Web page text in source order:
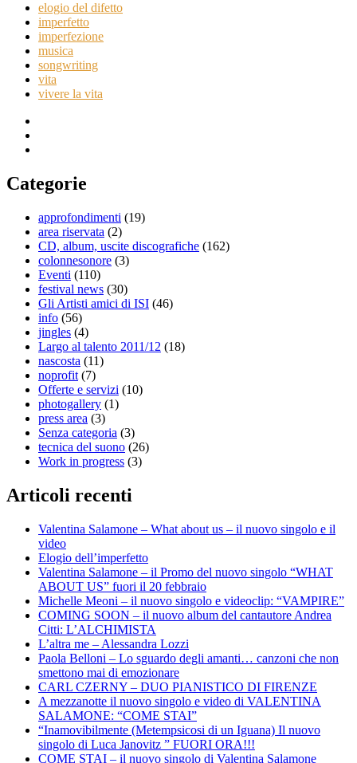
elogio del difetto
imperfetto
imperfezione
musica
songwriting
vita
vivere la vita
Categorie
approfondimenti (19)
area riservata (2)
CD, album, uscite discografiche (162)
colonnesonore (3)
Eventi (110)
festival news (30)
Gli Artisti amici di ISI (46)
info (56)
jingles (4)
Largo al talento 2011/12 (18)
nascosta (11)
noprofit (7)
Offerte e servizi (10)
photogallery (1)
press area (3)
Senza categoria (3)
tecnica del suono (26)
Work in progress (3)
Articoli recenti
Valentina Salamone – What about us – il nuovo singolo e il
video
Elogio dell’imperfetto
Valentina Salamone – il Promo del nuovo singolo “WHAT
ABOUT US” fuori il 20 febbraio
Michelle Meoni – il nuovo singolo e videoclip: “VAMPIRE”
COMING SOON – il nuovo album del cantautore Andrea
Citti: L’ALCHIMISTA
L’altra me – Alessandra Lozzi
Paola Belloni – Lo sguardo degli amanti… canzoni che non
smettono mai di emozionare
CARL CZERNY – DUO PIANISTICO DI FIRENZE
A mezzanotte il nuovo singolo e video di VALENTINA
SALAMONE: “COME STAI”
“Inamovibilmente (Metempsicosi di un Iguana) Il nuovo
singolo di Luca Janovitz ” FUORI ORA!!!
COME STAI – il nuovo singolo di Valentina Salamone